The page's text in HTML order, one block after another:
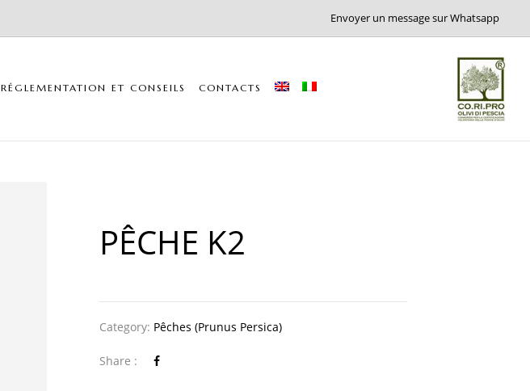
Envoyer un message sur Whatsapp
RÉGLEMENTATION ET CONSEILS CONTACTS
PÊCHE K2
Category: Pêches (Prunus Persica)
Share :